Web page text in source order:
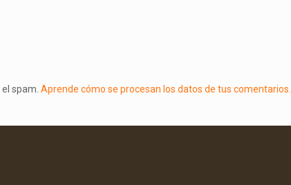
spam. Aprende cómo se procesan los datos de tus comentarios.